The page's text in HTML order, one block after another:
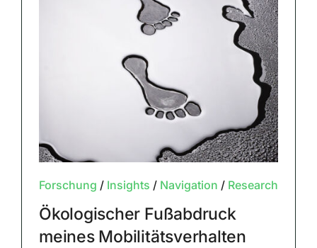
Forschung / Insights / Navigation / Research
Ökologischer Fußabdruck
meines Mobilitätsverhalten